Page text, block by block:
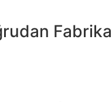
Fabrika